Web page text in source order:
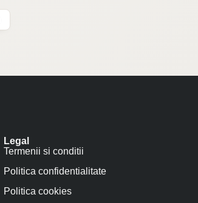
Legal
Termenii si conditii
Politica confidentialitate
Politica cookies